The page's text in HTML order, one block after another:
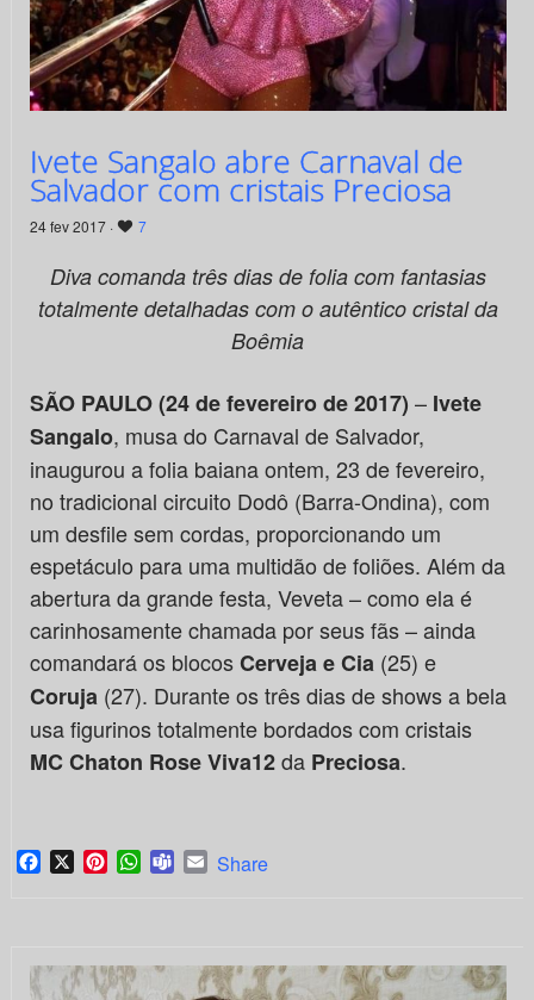
Ivete Sangalo abre Carnaval de
Salvador com cristais Preciosa
24 fev 2017 · 7
Diva comanda três dias de folia com fantasias
totalmente detalhadas com o autêntico cristal da
Boêmia
SÃO PAULO (24 de fevereiro de 2017) – Ivete
Sangalo, musa do Carnaval de Salvador,
inaugurou a folia baiana ontem, 23 de fevereiro,
no tradicional circuito Dodô (Barra-Ondina), com
um desfile sem cordas, proporcionando um
espetáculo para uma multidão de foliões. Além da
abertura da grande festa, Veveta – como ela é
carinhosamente chamada por seus fãs – ainda
comandará os blocosCerveja e Cia (25) e
Coruja (27). Durante os três dias de shows a bela
usa figurinos totalmente bordados com cristais
MC Chaton Rose Viva12da Preciosa.
Facebook
X PinterestWhatsApp
TeamsEmail
Share